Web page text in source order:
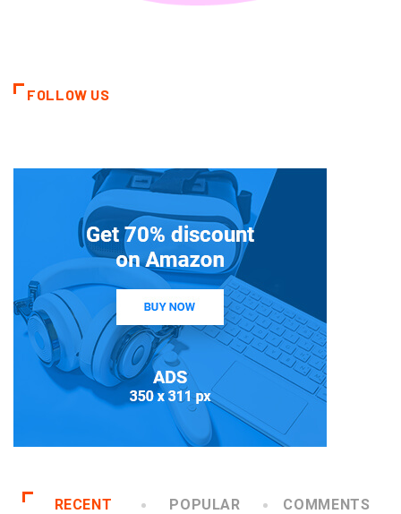
FOLLOW US
RECENT POPULAR COMMENTS